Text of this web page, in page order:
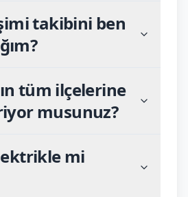
takibini ben
tüm ilçelerine
musunuz?
mi